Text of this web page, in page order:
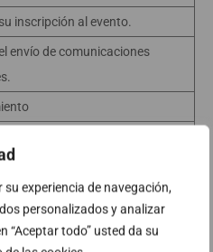
experiencia de navegación,
personalizados y analizar
“Aceptar todo” usted da su
inscripción al evento.
envío de comunicaciones
de derechos que se explican en
adicional.
la información adicional y
Protección de Datos en